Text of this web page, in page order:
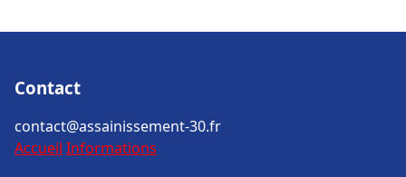
Contact
contact@assainissement-30.fr
Accueil Informations